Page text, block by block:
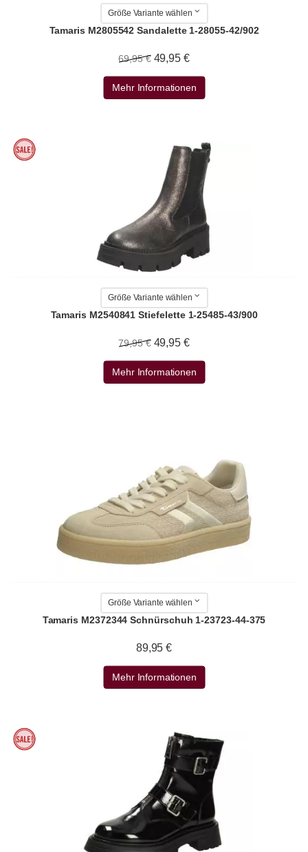
Größe Variante wählen
Tamaris M2805542 Sandalette 1-28055-42/902
69,95 € 49,95 €
Mehr Informationen
Größe Variante wählen
Tamaris M2540841 Stiefelette 1-25485-43/900
79,95 € 49,95 €
Mehr Informationen
Größe Variante wählen
Tamaris M2372344 Schnürschuh 1-23723-44-375
89,95 €
Mehr Informationen